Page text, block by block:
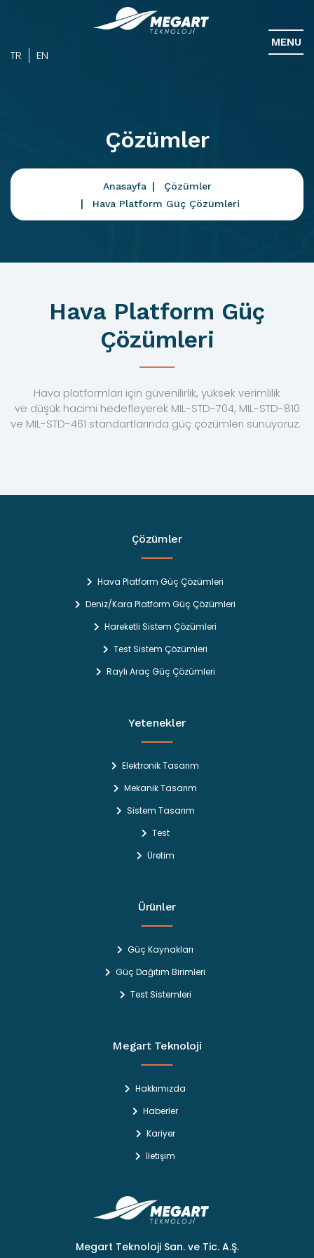
TR EN
MENU
Çözümler
Anasayfa
Çözümler
Hava Platform Güç Çözümleri
Hava Platform Güç
Çözümleri
Hava platformları için güvenilirlik, yüksek verimlilik
ve düşük hacimi hedefleyerek MIL-STD-704, MIL-STD-810
ve MIL-STD-461 standartlarında güç çözümleri sunuyoruz.
Çözümler
Hava Platform Güç Çözümleri
Deniz/Kara Platform Güç Çözümleri
Hareketli Sistem Çözümleri
Test Sistem Çözümleri
Raylı Araç Güç Çözümleri
Yetenekler
Elektronik Tasarım
Mekanik Tasarım
Sistem Tasarım
Test
Üretim
Ürünler
Güç Kaynakları
Güç Dağıtım Birimleri
Test Sistemleri
Megart Teknoloji
Hakkımızda
Haberler
Kariyer
İletişim
Megart Teknoloji San. ve Tic. A.Ş.